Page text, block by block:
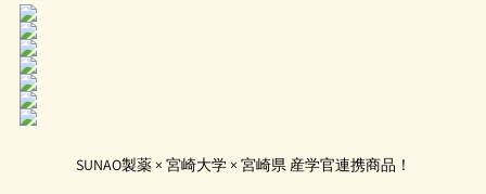
SUNAO製薬 × 宮崎大学 × 宮崎県 産学官連携商品！